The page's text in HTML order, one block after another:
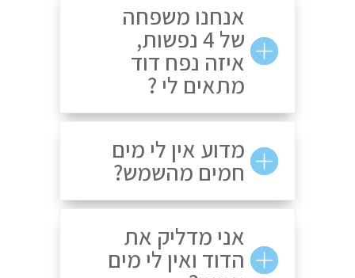
אנחנו משפחה
של 4 נפשות,
איזה נפח דוד
מתאים לי ?
מדוע אין לי מים
חמים מהשמש?
אני מדליק את
הדוד ואין לי מים